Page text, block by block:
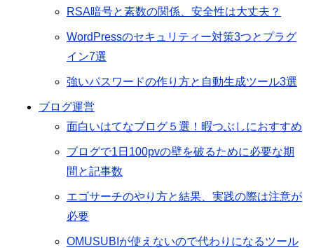
RSA暗号と素数の関係、安全性は大丈夫？
WordPressのセキュリティー対策3つとプラグ
イン7選
強いパスワードの作り方と自動生成ツール3選
ブログ運営
面白いはてなブログ５選！暇つぶしにおすすめ
ブログで1日100pvの壁を破るために必要な期
間と記事数
エゴサーチのやり方と結果、実践の際は注意が
必要
OMUSUBIが使えないので代わりになるツール